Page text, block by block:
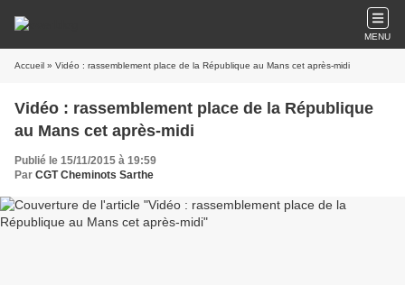
MENU
Accueil » Vidéo : rassemblement place de la République au Mans cet après-midi
Vidéo : rassemblement place de la République
au Mans cet après-midi
Publié le 15/11/2015 à 19:59
Par CGT Cheminots Sarthe